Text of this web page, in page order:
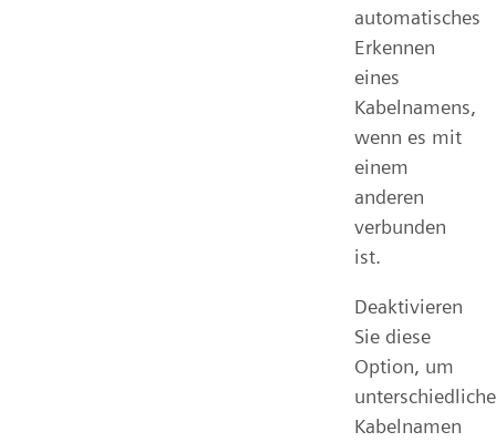
automatisches
Erkennen
eines
Kabelnamens,
wenn es mit
einem
anderen
verbunden
ist.
Deaktivieren
Sie diese
Option, um
unterschiedliche
Kabelnamen